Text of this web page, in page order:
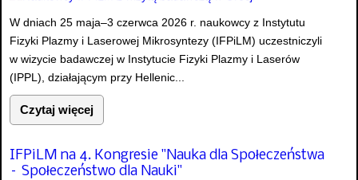
W dniach 25 maja–3 czerwca 2026 r. naukowcy z Instytutu
Fizyki Plazmy i Laserowej Mikrosyntezy (IFPiLM) uczestniczyli
w wizycie badawczej w Instytucie Fizyki Plazmy i Laserów
(IPPL), działającym przy Hellenic...
Czytaj więcej
IFPiLM na 4. Kongresie "Nauka dla Społeczeństwa
– Społeczeństwo dla Nauki"